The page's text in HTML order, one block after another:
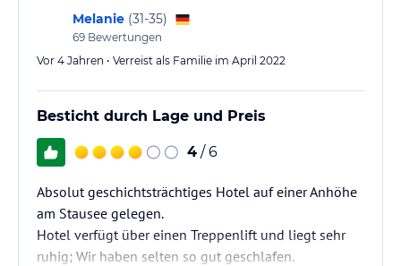
Melanie (31-35)
69 Bewertungen
Vor 4 Jahren • Verreist als Familie im April 2022
Besticht durch Lage und Preis
4 / 6
Absolut geschichtsträchtiges Hotel auf einer Anhöhe
am Stausee gelegen.
Hotel verfügt über einen Treppenlift und liegt sehr
ruhig; Wir haben selten so gut geschlafen.